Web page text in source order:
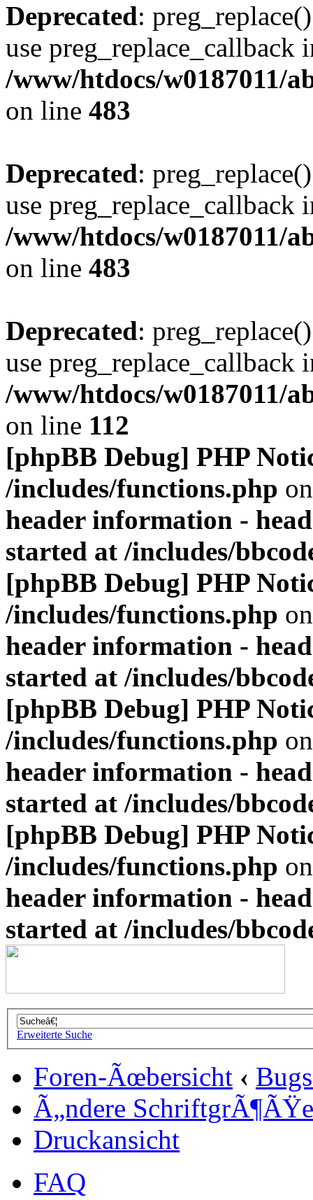
Deprecated:
use preg_replace_callback
/www/htdocs/w0187011/
on line 483
Deprecated:
use preg_replace_callback
/www/htdocs/w0187011/
on line 483
Deprecated:
use preg_replace_callback
/www/htdocs/w0187011/
on line 112
[phpBB Debug] PHP
/includes/functions.php
header information -
started at /includes/
[phpBB Debug] PHP
/includes/functions.php
header information -
started at /includes/
[phpBB Debug] PHP
/includes/functions.php
header information -
started at /includes/
[phpBB Debug] PHP
/includes/functions.php
header information -
started at /includes/
Erweiterte Suche
Foren-Ãœbersicht ‹
Ã„ndere SchriftgrÃ¶ÃŸe
Druckansicht
FAQ